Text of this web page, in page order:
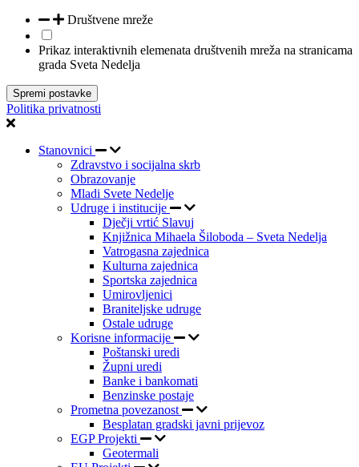
Društvene mreže
Prikaz interaktivnih elemenata društvenih mreža na stranicama
grada Sveta Nedelja
Spremi postavke
Politika privatnosti
Stanovnici
Zdravstvo i socijalna skrb
Obrazovanje
Mladi Svete Nedelje
Udruge i institucije
Dječji vrtić Slavuj
Knjižnica Mihaela Šiloboda – Sveta Nedelja
Vatrogasna zajednica
Kulturna zajednica
Sportska zajednica
Umirovljenici
Braniteljske udruge
Ostale udruge
Korisne informacije
Poštanski uredi
Župni uredi
Banke i bankomati
Benzinske postaje
Prometna povezanost
Besplatan gradski javni prijevoz
EGP Projekti
Geotermali